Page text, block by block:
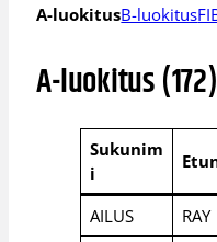
A-luokitusB-luokitus
A-luokitus (172)
Sukunim
i
AILUS
RAY